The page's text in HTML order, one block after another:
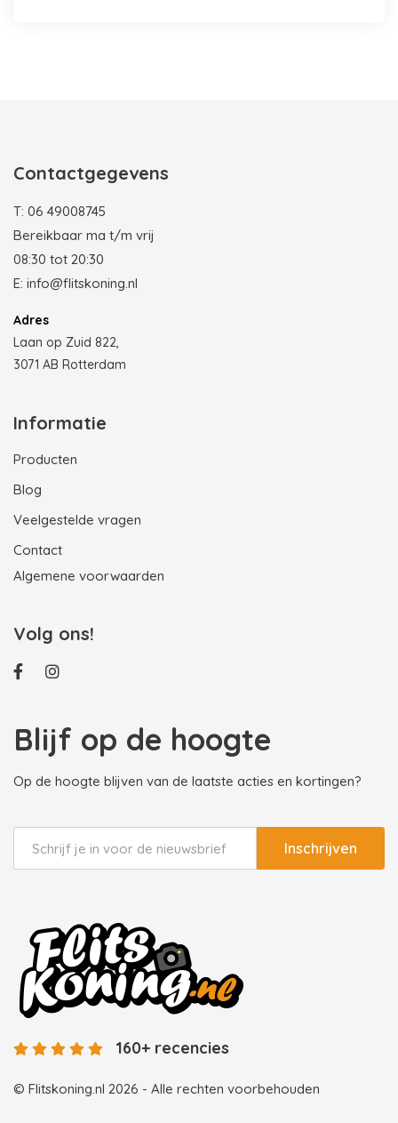
Contactgegevens
T: 06 49008745
Bereikbaar ma t/m vrij
08:30 tot 20:30
E: info@flitskoning.nl
Adres
Laan op Zuid 822,
3071 AB Rotterdam
Informatie
Producten
Blog
Veelgestelde vragen
Contact
Algemene voorwaarden
Volg ons!
Blijf op de hoogte
Op de hoogte blijven van de laatste acties en kortingen?
Inschrijven
© Flitskoning.nl 2026 - Alle rechten voorbehouden
160+ recencies